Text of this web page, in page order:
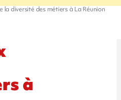
la diversité des métiers à La Réunion
à